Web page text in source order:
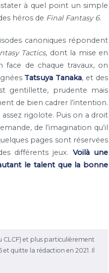
à quel point un simple
héros de Final Fantasy 6.
canoniques répondent
Tactics, dont la mise en
face de chaque travaux, on
Tatsuya Tanaka, et des
gentillette, prudente mais
de bien cadrer l’intention.
rigolote. Puis on a droit
de l’imagination qu’il
pages sont réservées
différents jeux. Voilà une
le talent que la bonne
CLCF) et plus particulièrement
quitte la rédaction en 2021. Il